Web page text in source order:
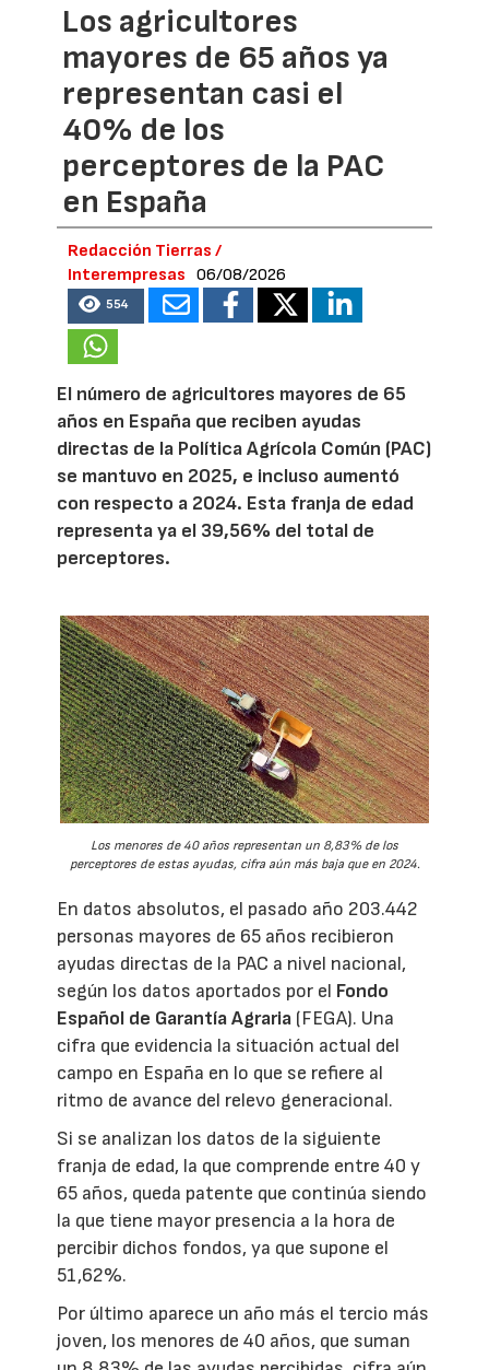
Los agricultores
mayores de 65 años ya
representan casi el
40% de los
perceptores de la PAC
en España
Redacción Tierras /
Interempresas
06/08/2026
554
El número de agricultores mayores de 65
años en España que reciben ayudas
directas de la Política Agrícola Común (PAC)
se mantuvo en 2025, e incluso aumentó
con respecto a 2024. Esta franja de edad
representa ya el 39,56% del total de
perceptores.
Los menores de 40 años representan un 8,83% de los
perceptores de estas ayudas, cifra aún más baja que en 2024.
En datos absolutos, el pasado año 203.442
personas mayores de 65 años recibieron
ayudas directas de la PAC a nivel nacional,
según los datos aportados por el Fondo
Español de Garantía Agraria (FEGA). Una
cifra que evidencia la situación actual del
campo en España en lo que se refiere al
ritmo de avance del relevo generacional.
Si se analizan los datos de la siguiente
franja de edad, la que comprende entre 40 y
65 años, queda patente que continúa siendo
la que tiene mayor presencia a la hora de
percibir dichos fondos, ya que supone el
51,62%.
Por último aparece un año más el tercio más
joven, los menores de 40 años, que suman